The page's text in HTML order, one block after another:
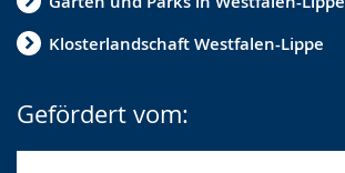
Klosterlandschaft Westfalen-Lippe
Gefördert vom: